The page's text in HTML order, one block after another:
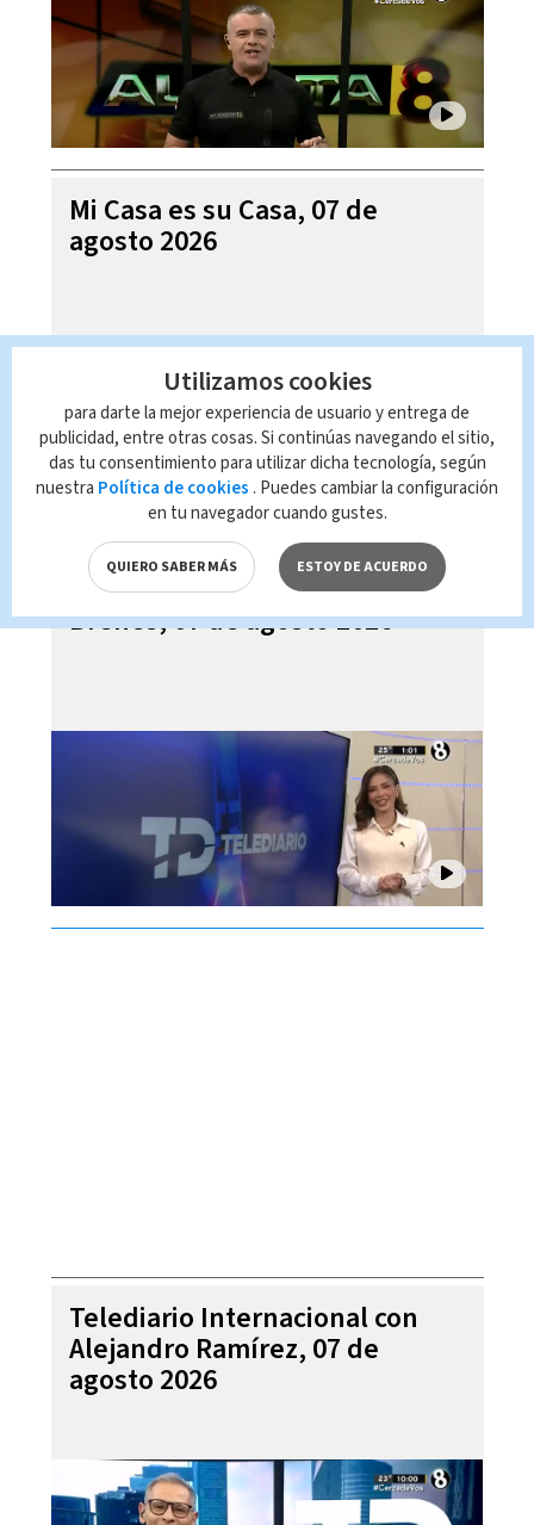
Mi Casa es su Casa, 07 de
agosto 2026
Telediario En Directo con Paula
Brenes, 07 de agosto 2026
Telediario Internacional con
Alejandro Ramírez, 07 de
agosto 2026
Utilizamos cookies
para darte la mejor experiencia de usuario y entrega de
publicidad, entre otras cosas. Si continúas navegando el sitio,
das tu consentimiento para utilizar dicha tecnología, según
nuestra Política de cookies . Puedes cambiar la configuración
en tu navegador cuando gustes.
QUIERO SABER MÁS ESTOY DE ACUERDO